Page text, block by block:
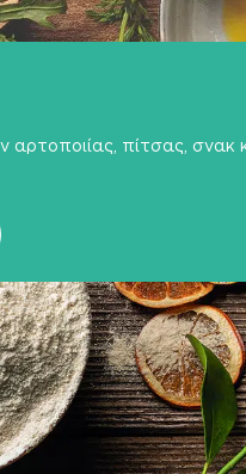
αρτοποιίας, πίτσας, σνακ